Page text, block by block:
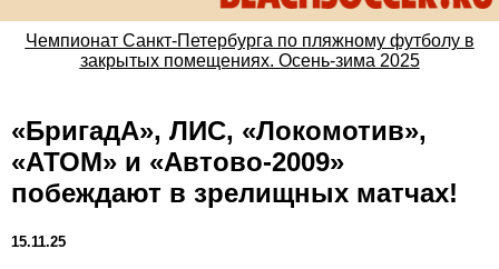
Чемпионат Санкт-Петербурга по пляжному футболу в
закрытых помещениях. Осень-зима 2025
«БригадА», ЛИС, «Локомотив»,
«АТОМ» и «Автово-2009»
побеждают в зрелищных матчах!
15.11.25